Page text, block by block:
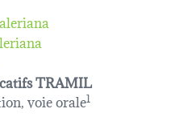
TRAMIL
voie orale1